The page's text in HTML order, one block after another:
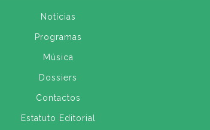
Notícias
Programas
Música
Dossiers
Contactos
Estatuto Editorial